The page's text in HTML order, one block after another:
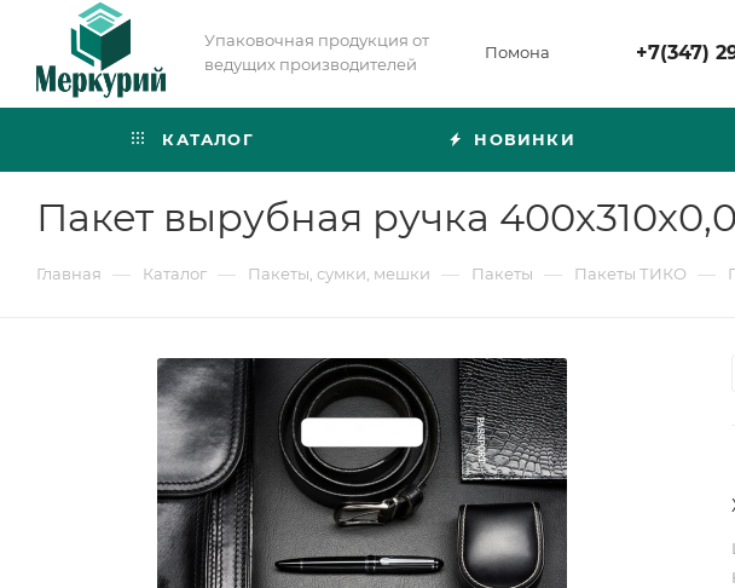
Упаковочная продукция от
ведущих производителей
Помона +7(347)
КАТАЛОГ НОВИНКИ
Пакет вырубная ручка
Главная — Каталог — Пакеты, сумки, мешки — Пакеты — Пакеты ТИКО —